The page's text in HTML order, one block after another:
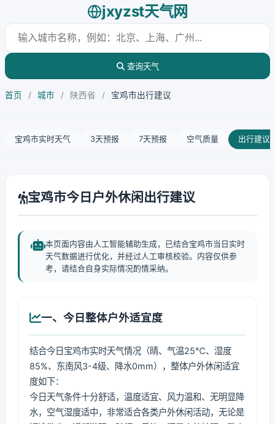
jxyzst天气网
查询天气
首页 / 城市 / 陕西省 / 宝鸡市出行建议
宝鸡市实时天气 3天预报 7天预报 空气质量 出行建议
宝鸡市今日户外休闲出行建议
本页面内容由人工智能辅助生成，已结合宝鸡市当日实时
天气数据进行优化，并经过人工审核校验。内容仅供参
考，请结合自身实际情况酌情采纳。
一、今日整体户外适宜度
结合今日宝鸡市实时天气情况（晴、气温25℃、湿度
85%、东南风3-4级、降水0mm），整体户外休闲适宜
度如下：
今日天气条件十分舒适，温度适宜、风力温和、无明显降
水，空气湿度适中，非常适合各类户外休闲活动，无论是